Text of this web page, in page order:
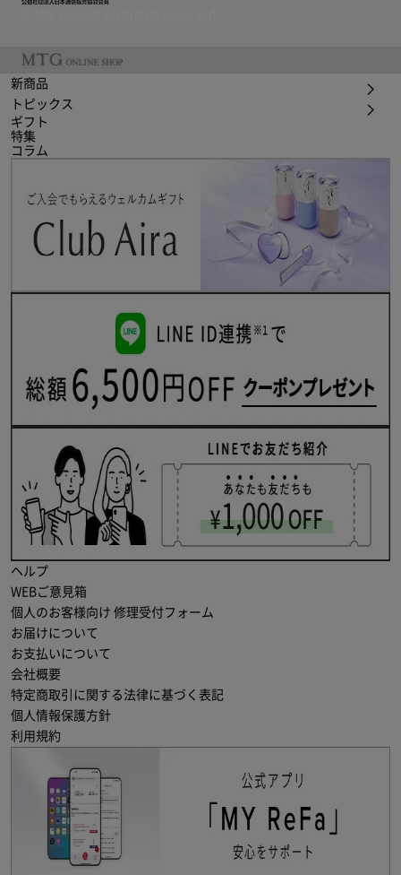
新商品
トピックス
ギフト
特集
コラム
ヘルプ
WEBご意見箱
個人のお客様向け 修理受付フォーム
お届けについて
お支払いについて
会社概要
特定商取引に関する法律に基づく表記
個人情報保護方針
利用規約